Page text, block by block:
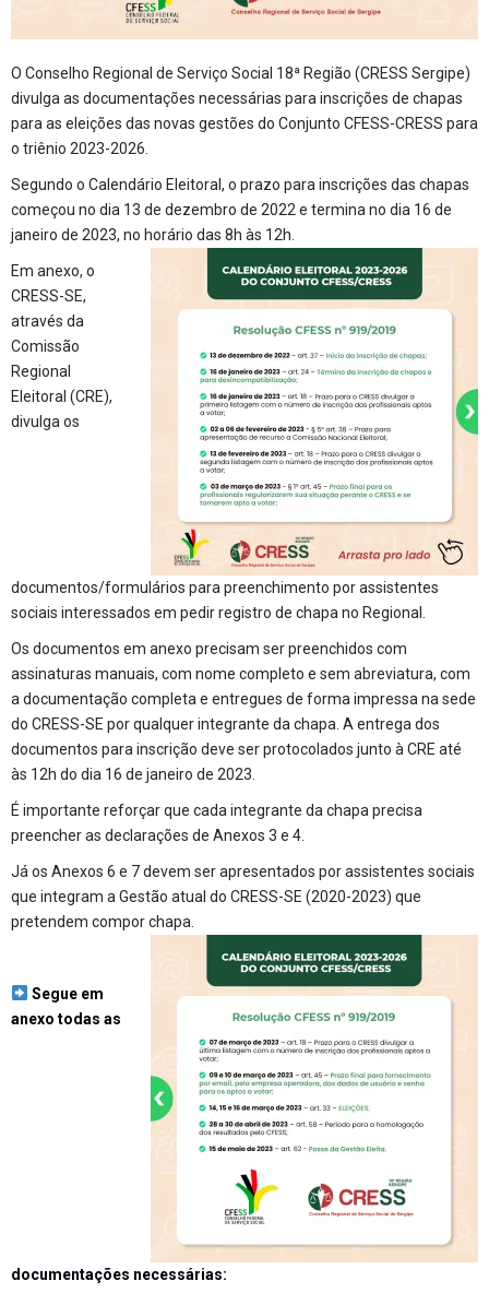
O Conselho Regional de Serviço Social 18ª Região (CRESS Sergipe)
divulga as documentações necessárias para inscrições de chapas
para as eleições das novas gestões do Conjunto CFESS-CRESS para
o triênio 2023-2026.
Segundo o Calendário Eleitoral, o prazo para inscrições das chapas
começou no dia 13 de dezembro de 2022 e termina no dia 16 de
janeiro de 2023, no horário das 8h às 12h.
Em anexo, o
CRESS-SE,
através da
Comissão
Regional
Eleitoral (CRE),
divulga os
documentos/formulários para preenchimento por assistentes
sociais interessados em pedir registro de chapa no Regional.
Os documentos em anexo precisam ser preenchidos com
assinaturas manuais, com nome completo e sem abreviatura, com
a documentação completa e entregues de forma impressa na sede
do CRESS-SE por qualquer integrante da chapa. A entrega dos
documentos para inscrição deve ser protocolados junto à CRE até
às 12h do dia 16 de janeiro de 2023.
É importante reforçar que cada integrante da chapa precisa
preencher as declarações de Anexos 3 e 4.
Já os Anexos 6 e 7 devem ser apresentados por assistentes sociais
que integram a Gestão atual do CRESS-SE (2020-2023) que
pretendem compor chapa.
Segue em
anexo todas as
documentações necessárias: